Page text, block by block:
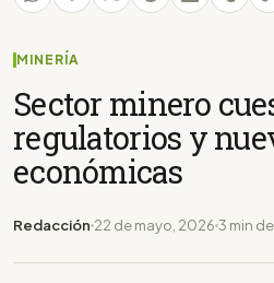
MINERÍA
Sector minero
regulatorios y
económicas
Redacción 22 de mayo, 2026 3 min